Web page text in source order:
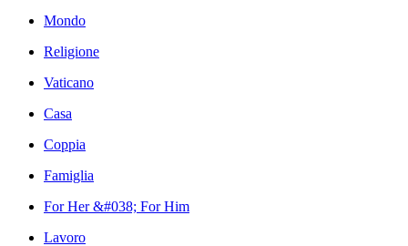
Mondo
Religione
Vaticano
Casa
Coppia
Famiglia
For Her &#038; For Him
Lavoro